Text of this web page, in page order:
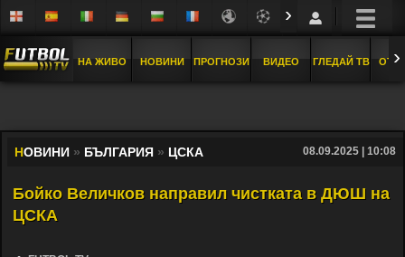
›
НА ЖИВО НОВИНИ ПРОГНОЗИ ВИДЕО ГЛЕДАЙ ТВ ›
НОВИНИ » БЪЛГАРИЯ » ЦСКА 08.09.2025 | 10:08
Бойко Величков направил чистката в ДЮШ на
ЦСКА